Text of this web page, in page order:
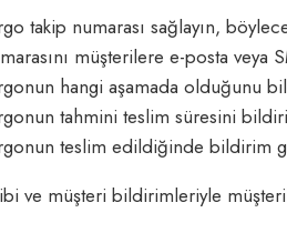
takip numarası sağlayın,
müşterilere e-posta veya
hangi aşamada olduğunu
tahmini teslim süresini
teslim edildiğinde bildirim
ve müşteri bildirimleriyle